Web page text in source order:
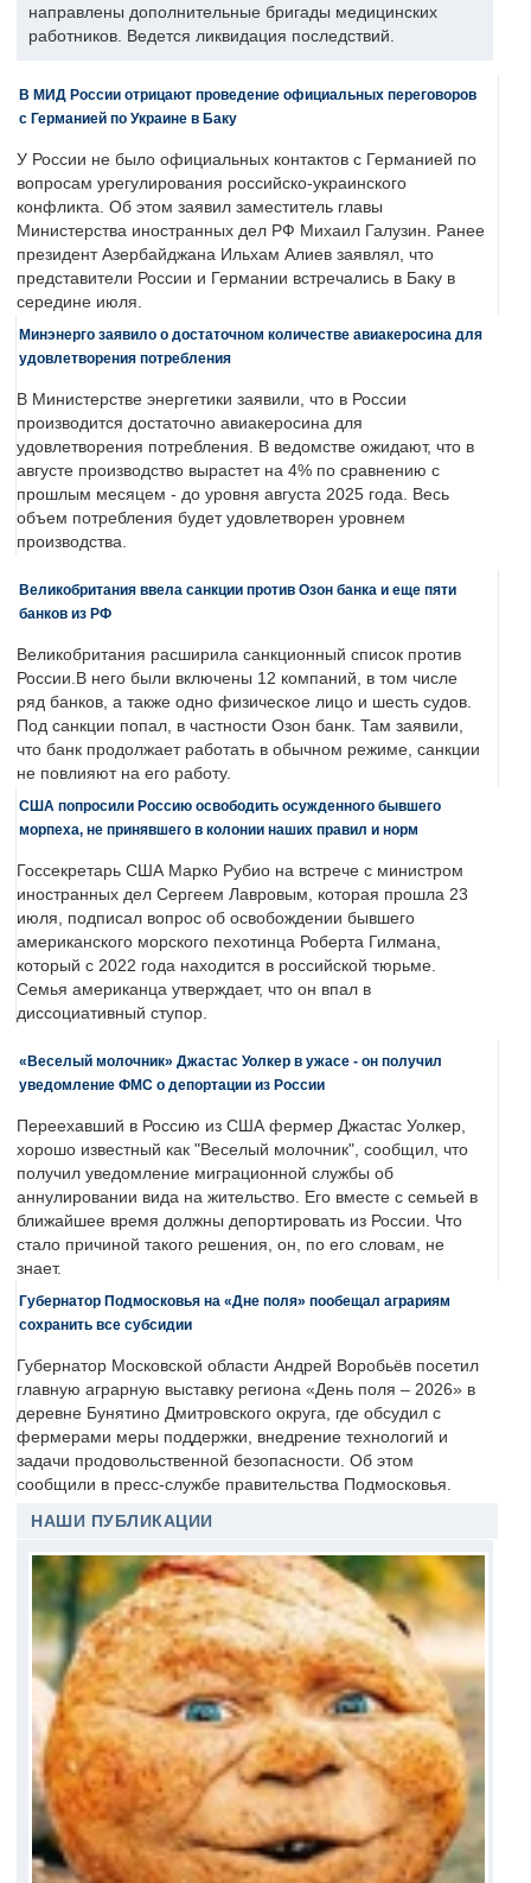
направлены дополнительные бригады медицинских
работников. Ведется ликвидация последствий.
В МИД России отрицают проведение официальных переговоров
с Германией по Украине в Баку
У России не было официальных контактов с Германией по
вопросам урегулирования российско-украинского
конфликта. Об этом заявил заместитель главы
Министерства иностранных дел РФ Михаил Галузин. Ранее
президент Азербайджана Ильхам Алиев заявлял, что
представители России и Германии встречались в Баку в
середине июля.
Минэнерго заявило о достаточном количестве авиакеросина для
удовлетворения потребления
В Министерстве энергетики заявили, что в России
производится достаточно авиакеросина для
удовлетворения потребления. В ведомстве ожидают, что в
августе производство вырастет на 4% по сравнению с
прошлым месяцем - до уровня августа 2025 года. Весь
объем потребления будет удовлетворен уровнем
производства.
Великобритания ввела санкции против Озон банка и еще пяти
банков из РФ
Великобритания расширила санкционный список против
России.В него были включены 12 компаний, в том числе
ряд банков, а также одно физическое лицо и шесть судов.
Под санкции попал, в частности Озон банк. Там заявили,
что банк продолжает работать в обычном режиме, санкции
не повлияют на его работу.
США попросили Россию освободить осужденного бывшего
морпеха, не принявшего в колонии наших правил и норм
Госсекретарь США Марко Рубио на встрече с министром
иностранных дел Сергеем Лавровым, которая прошла 23
июля, подписал вопрос об освобождении бывшего
американского морского пехотинца Роберта Гилмана,
который с 2022 года находится в российской тюрьме.
Семья американца утверждает, что он впал в
диссоциативный ступор.
«Веселый молочник» Джастас Уолкер в ужасе - он получил
уведомление ФМС о депортации из России
Переехавший в Россию из США фермер Джастас Уолкер,
хорошо известный как "Веселый молочник", сообщил, что
получил уведомление миграционной службы об
аннулировании вида на жительство. Его вместе с семьей в
ближайшее время должны депортировать из России. Что
стало причиной такого решения, он, по его словам, не
знает.
Губернатор Подмосковья на «Дне поля» пообещал аграриям
сохранить все субсидии
Губернатор Московской области Андрей Воробьёв посетил
главную аграрную выставку региона «День поля – 2026» в
деревне Бунятино Дмитровского округа, где обсудил с
фермерами меры поддержки, внедрение технологий и
задачи продовольственной безопасности. Об этом
сообщили в пресс-службе правительства Подмосковья.
НАШИ ПУБЛИКАЦИИ